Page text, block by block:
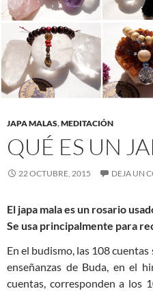
JAPA MALAS,MEDITACIÓN
QUÉ ES UN
22 OCTUBRE, 2015 DEJA UN
El japa mala es un rosario
Se usa principalmente para
En el budismo, las 108
enseñanzas de Buda, en el
cuentas, corresponden a los